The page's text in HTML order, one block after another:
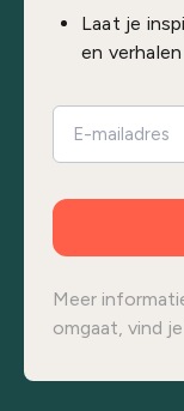
Laat je
en verhalen
Meer
omgaat, vind